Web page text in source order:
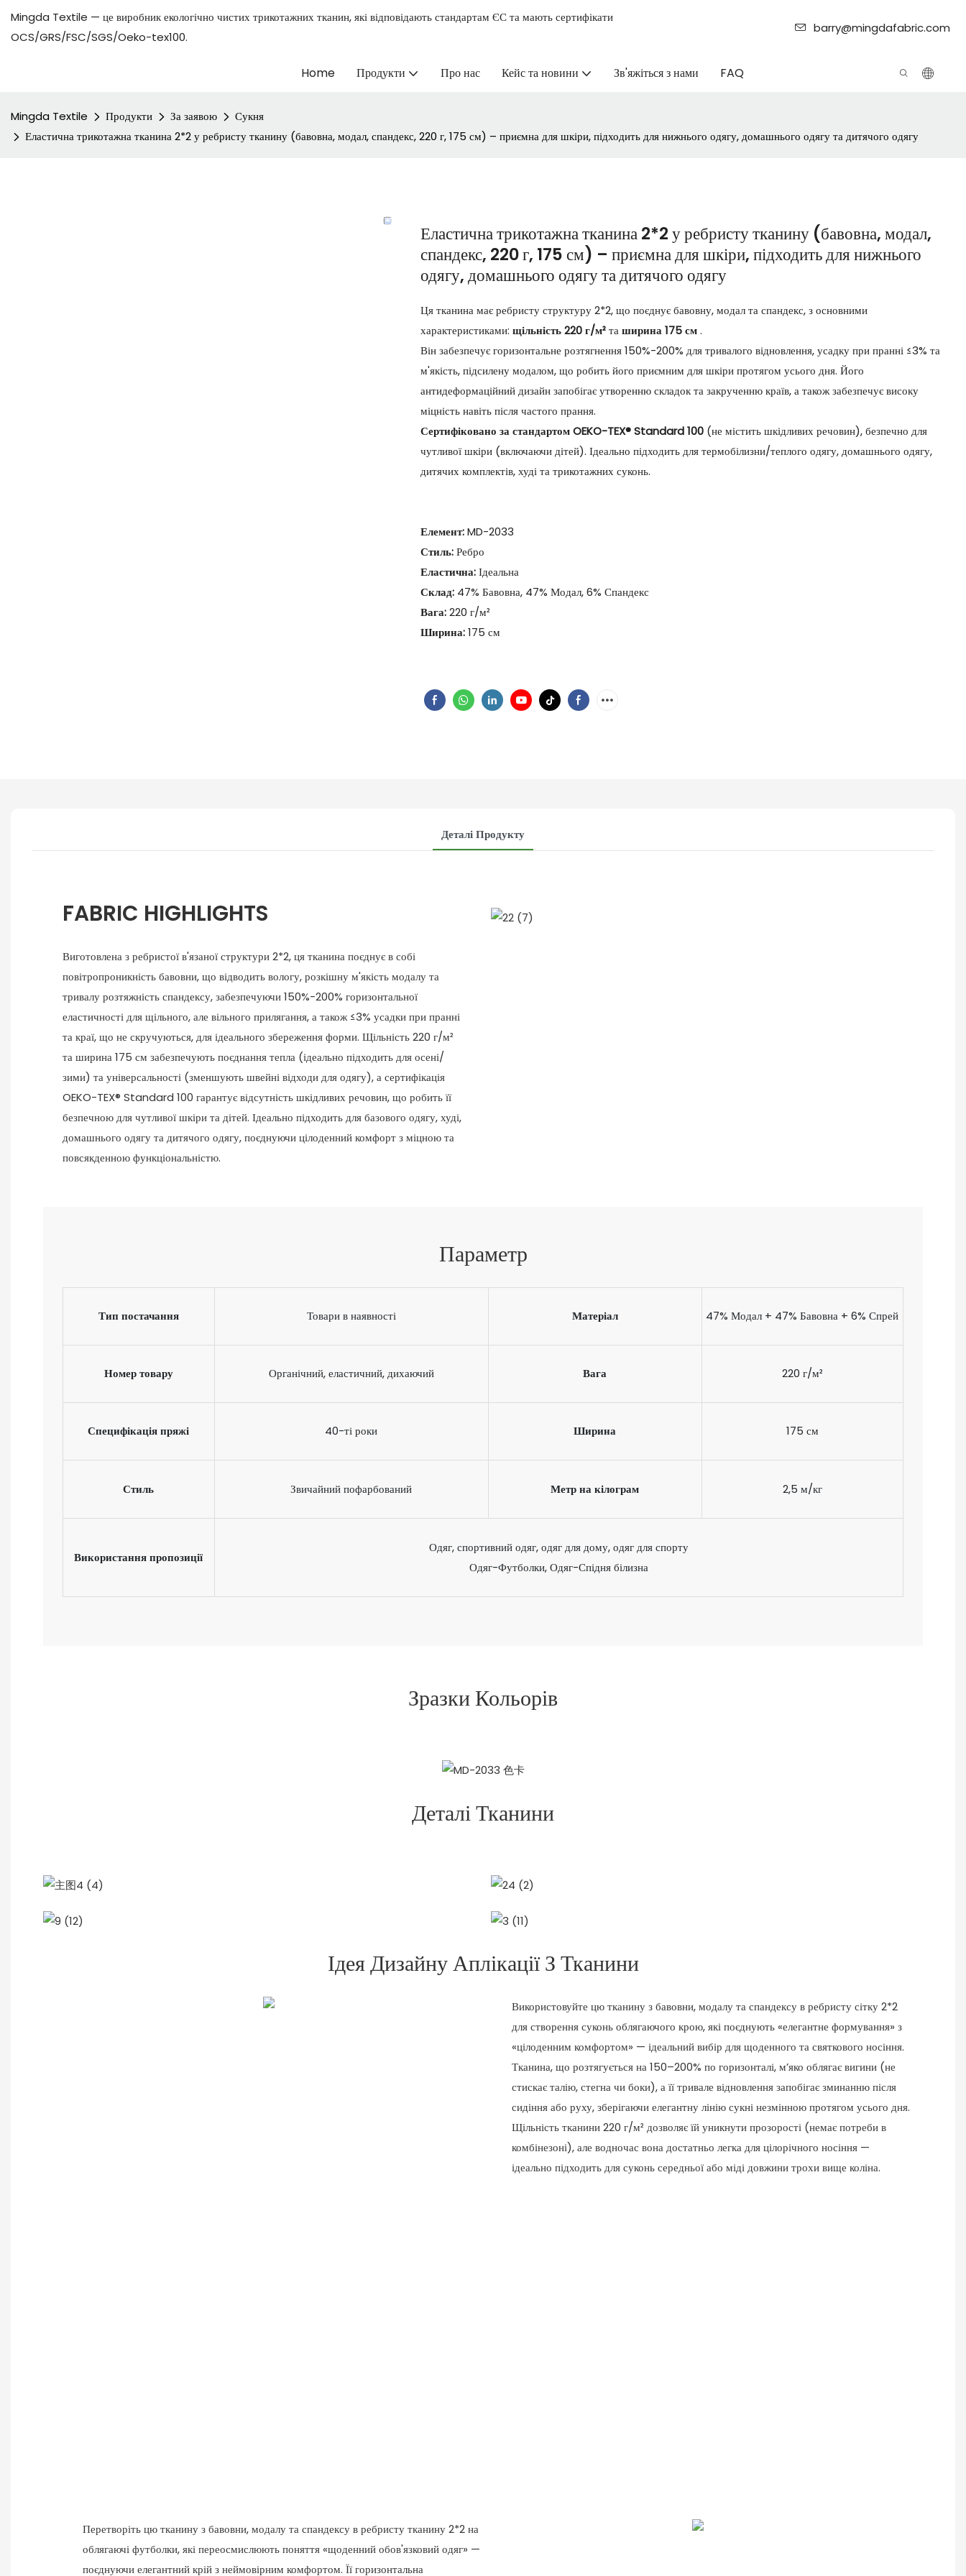
Mingda Textile — це виробник екологічно чистих трикотажних тканин, які відповідають стандартам ЄС та мають сертифікати
OCS/GRS/FSC/SGS/Oeko-tex100.
barry@mingdafabric.com
Home Продукти Про нас Кейс та новини Зв'яжіться з нами FAQ
Mingda Textile Продукти За заявою
Сукня
Еластична трикотажна тканина 2*2 у ребристу тканину (бавовна, модал, спандекс, 220 г, 175 см) – приємна для шкіри, підходить для нижнього одягу, домашнього одягу та дитячого одягу
Еластична трикотажна тканина 2*2 у ребристу тканину (бавовна, модал,
спандекс, 220 г, 175 см) – приємна для шкіри, підходить для нижнього
одягу, домашнього одягу та дитячого одягу
Ця тканина має ребристу структуру 2*2, що поєднує бавовну, модал та спандекс, з основними
характеристиками: щільність 220 г/м²таширина 175 см.
Він забезпечує горизонтальне розтягнення 150%-200% для тривалого відновлення, усадку при пранні ≤3% та
м'якість, підсилену модалом, що робить його приємним для шкіри протягом усього дня. Його
антидеформаційний дизайн запобігає утворенню складок та закрученню країв, а також забезпечує високу
міцність навіть після частого прання.
Сертифіковано за стандартом OEKO-TEX® Standard 100 (не містить шкідливих речовин), безпечно для
чутливої ​​шкіри (включаючи дітей). Ідеально підходить для термобілизни/теплого одягу, домашнього одягу,
дитячих комплектів, худі та трикотажних суконь.
Елемент:MD-2033
Стиль:Ребро
Еластична:Ідеальна
Склад: 47% Бавовна, 47% Модал, 6% Спандекс
Вага:220 г/м²
Ширина:175 см
Деталі Продукту
FABRIC HIGHLIGHTS
Виготовлена ​​з ребристої в'язаної структури 2*2, ця тканина поєднує в собі
повітропроникність бавовни, що відводить вологу, розкішну м'якість модалу та
тривалу розтяжність спандексу, забезпечуючи 150%-200% горизонтальної
еластичності для щільного, але вільного прилягання, а також ≤3% усадки при пранні
та краї, що не скручуються, для ідеального збереження форми. Щільність 220 г/м²
та ширина 175 см забезпечують поєднання тепла (ідеально підходить для осені/
зими) та універсальності (зменшують швейні відходи для одягу), а сертифікація
OEKO-TEX® Standard 100 гарантує відсутність шкідливих речовин, що робить її
безпечною для чутливої ​​шкіри та дітей. Ідеально підходить для базового одягу, худі,
домашнього одягу та дитячого одягу, поєднуючи цілоденний комфорт з міцною та
повсякденною функціональністю.
Параметр
Тип постачання Товари в наявності Матеріал 47% Модал + 47% Бавовна + 6% Спрей
Номер товару Органічний, еластичний, дихаючий Вага 220 г/м²
Специфікація пряжі 40-ті роки Ширина 175 см
Стиль Звичайний пофарбований Метр на кілограм 2,5 м/кг
Використання пропозиції
Одяг, спортивний одяг, одяг для дому, одяг для спорту
Одяг-Футболки, Одяг-Спідня білизна
Зразки Кольорів
Деталі Тканини
Ідея Дизайну Аплікації З Тканини
Використовуйте цю тканину з бавовни, модалу та спандексу в ребристу сітку 2*2
для створення суконь облягаючого крою, які поєднують «елегантне формування» з
«цілоденним комфортом» — ідеальний вибір для щоденного та святкового носіння.
Тканина, що розтягується на 150–200% по горизонталі, м’яко облягає вигини (не
стискає талію, стегна чи боки), а її тривале відновлення запобігає зминанню після
сидіння або руху, зберігаючи елегантну лінію сукні незмінною протягом усього дня.
Щільність тканини 220 г/м² дозволяє їй уникнути прозорості (немає потреби в
комбінезоні), але водночас вона достатньо легка для цілорічного носіння —
ідеально підходить для суконь середньої або міді довжини трохи вище коліна.
Перетворіть цю тканину з бавовни, модалу та спандексу в ребристу тканину 2*2 на
облягаючі футболки, які переосмислюють поняття «щоденний обов'язковий одяг» —
поєднуючи елегантний крій з неймовірним комфортом. Її горизонтальна